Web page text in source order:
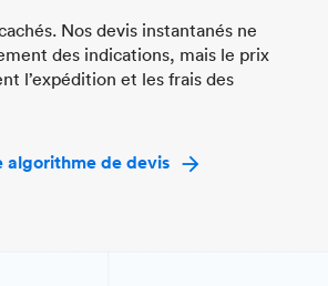
Nos devis instantanés ne
des indications, mais le prix
l’expédition et les frais des
algorithme de devis